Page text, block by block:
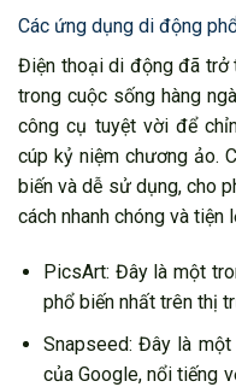
Các ứng dụng di động
Điện thoại di động đã trở
trong cuộc sống hàng
công cụ tuyệt vời để
cúp kỷ niệm chương ảo.
biến và dễ sử dụng, cho
cách nhanh chóng và tiện
PicsArt: Đây là một
phổ biến nhất trên thị
Snapseed: Đây là
của Google, nổi tiếng